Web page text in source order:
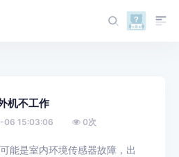
机不工作
06 15:03:06 0次
能是室内环境传感器故障，出